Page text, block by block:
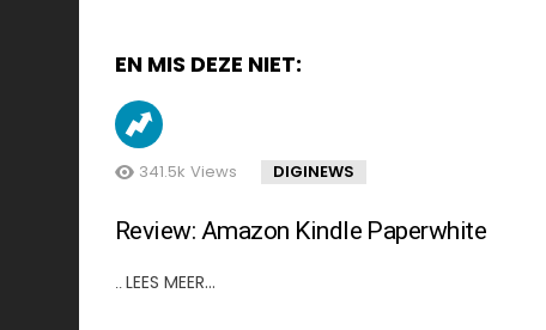
EN MIS DEZE NIET:
341.5k Views DIGINEWS
Review: Amazon Kindle Paperwhite
.. LEES MEER…